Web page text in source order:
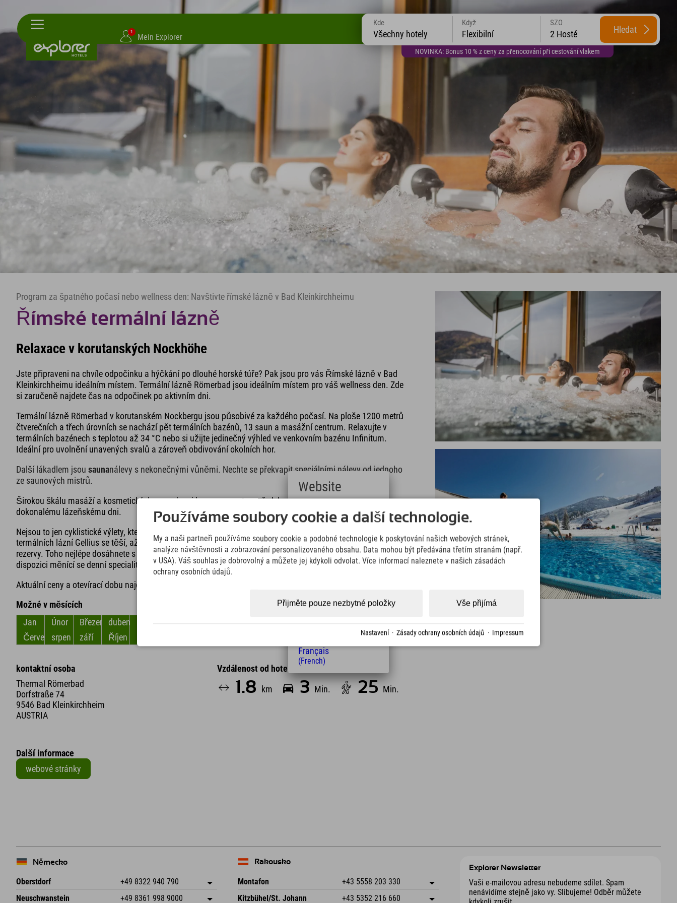
1
Mein Explorer
NOVINKA: Bonus 10 % z ceny za přenocování při cestování vlakem
Kde
Všechny hotely
Když
Flexibilní
SZO
2 Hosté Hledat
Program za špatného počasí nebo wellness den: Navštivte římské lázně v Bad Kleinkirchheimu
Římské termální lázně
Relaxace v korutanských Nockhöhe
Jste připraveni na chvíle odpočinku a hýčkání po dlouhé horské túře? Pak jsou pro vás Římské lázně v Bad
Kleinkirchheimu ideálním místem. Termální lázně Römerbad jsou ideálním místem pro váš wellness den. Zde
si zaručeně najdete čas na odpočinek po aktivním dni.
Termální lázně Römerbad v korutanském Nockbergu jsou působivé za každého počasí. Na ploše 1200 metrů
čtverečních a třech úrovních se nachází pět termálních bazénů, 13 saun a masážní centrum. Relaxujte v
termálních bazénech s teplotou až 34 °C nebo si užijte jedinečný výhled ve venkovním bazénu Infinitum.
Ideální pro uvolnění unavených svalů a zároveň obdivování okolních hor.
Další lákadlem jsou saunanálevy s nekonečnými vůněmi. Nechte se překvapit speciálními nálevy od jednoho
ze saunových mistrů.
Širokou škálu masáží a kosmetických procedur si lze rezervovat po předchozí domluvě. Nic nebrání
dokonalému lázeňskému dni.
Nejsou to jen cyklistické výlety, které vám vzbuzují hlad; Den wellness ve vás také vyvolává hlad. Restaurace
termálních lázní Gellius se těší, až vás bude hýčkat kulinářskými lahůdkami a doplní vaše energetické
rezervy. Toho nejlépe dosáhnete s čerstvě připravenými pokrmy z regionálních produktů. Kromě toho jsou k
dispozici měnící se denní speciality a široký výběr vegetariánských a veganských jídel.
Aktuální ceny a otevírací dobu najdete
Možné v měsících
Jan
Únor Březen duben
Červenecsrpen září Říjen
kontaktní osoba
Thermal Römerbad
Dorfstraße 74
9546 Bad Kleinkirchheim
AUSTRIA
Vzdálenost od hotelu
1.8 km 3 Min. 25 Min.
Další informace
webové stránky
Německo
Oberstdorf +49 8322 940 790
An der Breitach 3
Uložit adresu
Neuschwanstein +49 8361 998 9000
Rakousko
Montafon +43 5558 203 330
Dorfstr. 127b
Uložit adresu
Kitzbühel/St. Johann +43 5352 216 660
Explorer Newsletter
Vaši e-mailovou adresu nebudeme sdílet. Spam
nenávidíme stejně jako vy. Slibujeme! Odběr můžete
Používáme soubory cookie a další technologie.
My a naši partneři používáme soubory cookie a podobné technologie k poskytování našich webových stránek,
analýze návštěvnosti a zobrazování personalizovaného obsahu. Data mohou být předávána třetím stranám (např.
v USA). Váš souhlas je dobrovolný a můžete jej kdykoli odvolat. Více informací naleznete v našich zásadách
ochrany osobních údajů.
Vše přijímá
Přijměte pouze nezbytné položky
Nastavení· Zásady ochrany osobních údajů · Impressum
Website
Deutsch
(German)
(English)
Italiano
(Italian)
(Polish)
Magyar
Français
(French)